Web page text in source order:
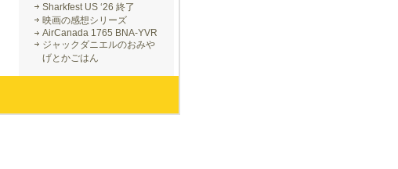
Sharkfest US ‘26 終了
映画の感想シリーズ
AirCanada 1765 BNA-YVR
ジャックダニエルのおみや
げとかごはん